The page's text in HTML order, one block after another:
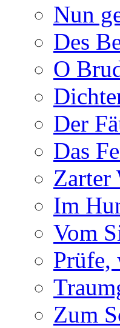
Nun
Des
O
Der
Das
Zarter
Im
Vom
Prüfe,
Zum